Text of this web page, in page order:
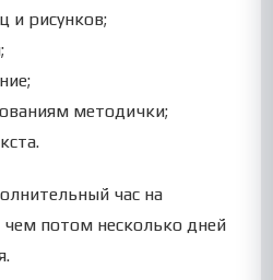
и рисунков;
методички;
час на
потом несколько дней